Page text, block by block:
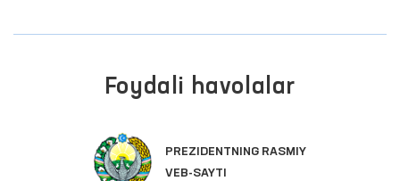
Foydali havolalar
PREZIDENTNING RASMIY
VEB-SAYTI